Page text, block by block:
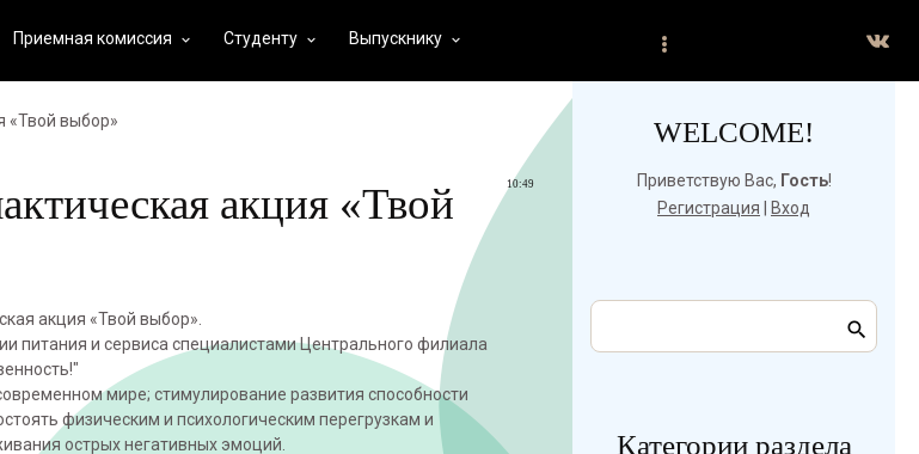
Приемная комиссия keyboard_arrow_down Студенту keyboard_arrow_down Выпускнику keyboard_arrow_down
«Твой выбор»
10:49
акция «Твой
акция «Твой выбор».
питания и сервиса специалистами Центрального филиала
мире; стимулирование развития способности
физическим и психологическим перегрузкам и
острых негативных эмоций.
WELCOME!
Приветствую Вас, Гость!
Регистрация
Вход
Категории раздела